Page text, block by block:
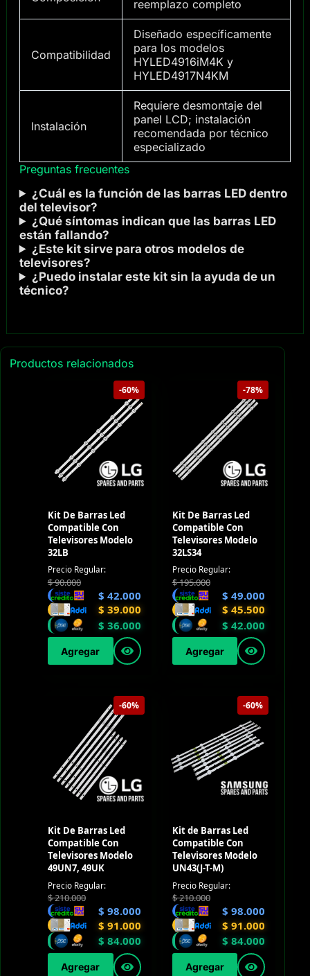
reemplazo completo
Compatibilidad
Diseñado específicamente
para los modelos
HYLED4916iM4K y
HYLED4917N4KM
Instalación
Requiere desmontaje del
panel LCD; instalación
recomendada por técnico
especializado
Preguntas frecuentes
¿Cuál es la función de las barras LED dentro
del televisor?
¿Qué síntomas indican que las barras LED
están fallando?
¿Este kit sirve para otros modelos de
televisores?
¿Puedo instalar este kit sin la ayuda de un
técnico?
Productos relacionados
-60%
Kit De Barras Led
Compatible Con
Televisores Modelo
32LB
Precio Regular:
$90.000
$ 42.000
$ 39.000
$ 36.000
Agregar
-78%
Kit De Barras Led
Compatible Con
Televisores Modelo
32LS34
Precio Regular:
$195.000
$ 49.000
$ 45.500
$ 42.000
Agregar
-60%
Kit De Barras Led
Compatible Con
Televisores Modelo
49UN7, 49UK
Precio Regular:
$210.000
$ 98.000
$ 91.000
$ 84.000
Agregar
-60%
Kit de Barras Led
Compatible Con
Televisores Modelo
UN43(J-T-M)
Precio Regular:
$210.000
$ 98.000
$ 91.000
$ 84.000
Agregar